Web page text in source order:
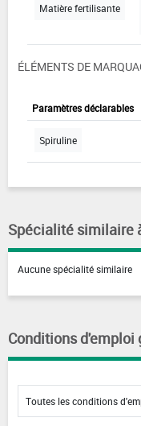
Matière fertilisante
ÉLÉMENTS DE
Paramètres déclarables
Spiruline
Spécialité similaire
Aucune spécialité similaire
Conditions d'emploi